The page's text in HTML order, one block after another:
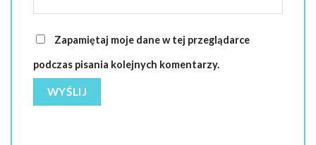
Zapamiętaj moje dane w tej przeglądarce
podczas pisania kolejnych komentarzy.